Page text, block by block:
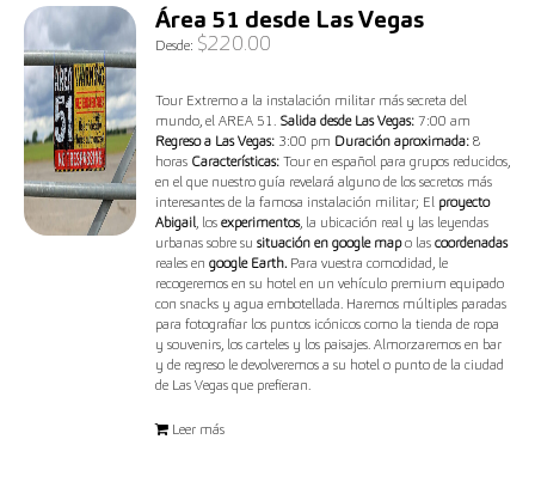
Área 51 desde Las Vegas
Desde: $220.00
Tour Extremo a la instalación militar más secreta del
mundo, el AREA 51. Salida desde Las Vegas: 7:00 am
Regreso a Las Vegas: 3:00 pm Duración aproximada: 8
horas Características: Tour en español para grupos reducidos,
en el que nuestro guía revelará alguno de los secretos más
interesantes de la famosa instalación militar; El proyecto
Abigail, losexperimentos, la ubicación real y las leyendas
urbanas sobre su situación en google mapo lascoordenadas
reales engoogle Earth. Para vuestra comodidad, le
recogeremos en su hotel en un vehículo premium equipado
con snacks y agua embotellada. Haremos múltiples paradas
para fotografiar los puntos icónicos como la tienda de ropa
y souvenirs, los carteles y los paisajes. Almorzaremos en bar
y de regreso le devolveremos a su hotel o punto de la ciudad
de Las Vegas que prefieran.
Leer más